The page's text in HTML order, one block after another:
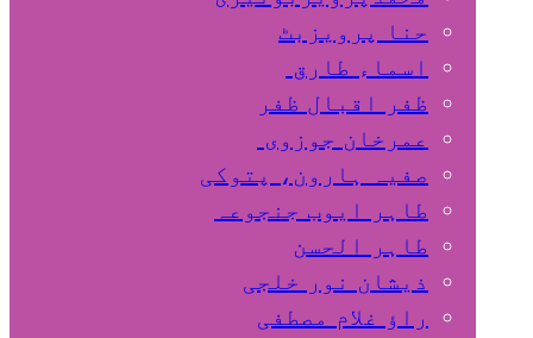
حنا پرویزبٹ
اسماء طارق
ظفر اقبال ظفر
عمرخان جوزوی
صفیہ ہارون، پتوکی
طاہر ایوب جنجوعہ
طاہر الحسن
ذیشان نور خلجی
راﺅ غلام مصطفی